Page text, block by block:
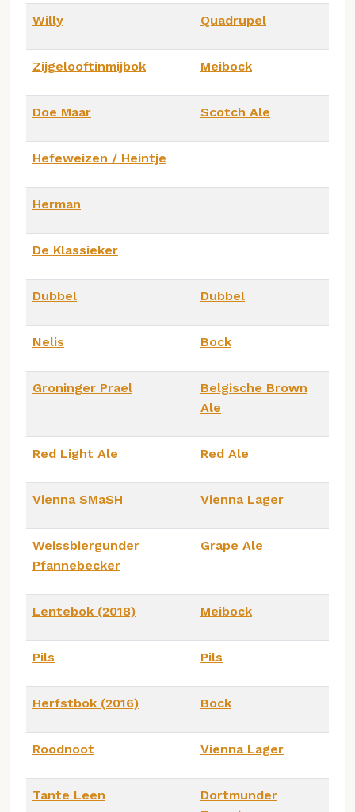
Willy Quadrupel
Zijgelooftinmijbok Meibock
Doe Maar Scotch Ale
Hefeweizen / Heintje
Herman
De Klassieker
Dubbel Dubbel
Nelis Bock
Groninger Prael
Belgische Brown
Ale
Red Light Ale Red Ale
Vienna SMaSH Vienna Lager
Weissbiergunder
Pfannebecker
Grape Ale
Lentebok (2018) Meibock
Pils Pils
Herfstbok (2016) Bock
Roodnoot Vienna Lager
Tante Leen
Dortmunder